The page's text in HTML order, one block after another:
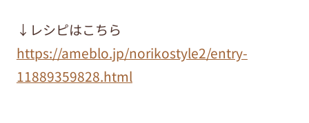
↓レシピはこちら
https://ameblo.jp/norikostyle2/entry-
11889359828.html